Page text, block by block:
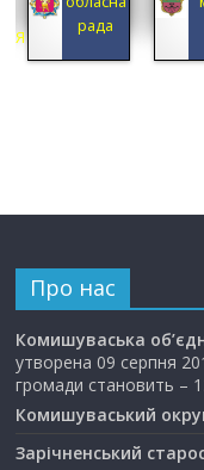
рада
Про нас
Комишуваська
утворена 09 серпня
громади становить –
Комишуваський
Зарічненський